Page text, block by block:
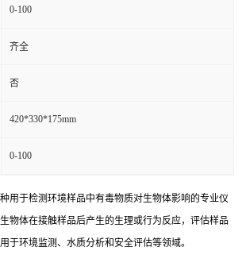
0-100
齐全
否
420*330*175mm
0-100
用于检测环境样品中有毒物质对生物体影响的专业仪
物体在接触样品后产生的生理或行为反应，评估样品
于环境监测、水质分析和安全评估等领域。